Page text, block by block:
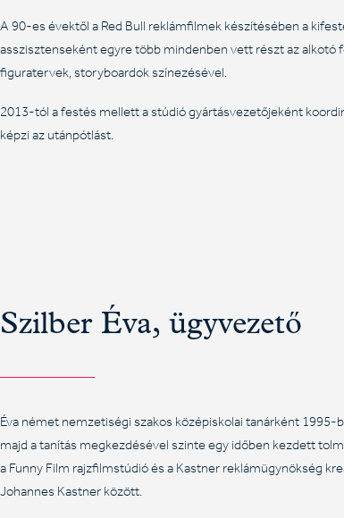
A 90-es évektől a Red Bull reklámfilmek készítésében a
asszisztenseként egyre több mindenben vett részt az alkotó
figuratervek, storyboardok színezésével.
2013-tól a festés mellett a stúdió gyártásvezetőjeként
képzi az utánpótlást.
Szilber Éva, ügyvezető
Éva német nemzetiségi szakos középiskolai tanárként
majd a tanítás megkezdésével szinte egy időben kezdett
a Funny Film rajzfilmstúdió és a Kastner reklámügynökség
Johannes Kastner között.